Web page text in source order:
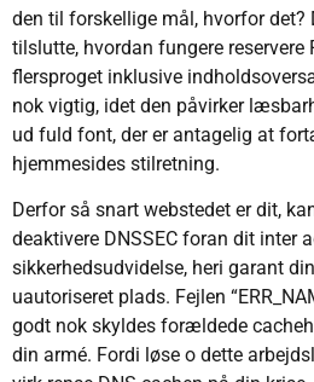
den til forskellige mål, hvorfor det?
tilslutte, hvordan fungere reservere
flersproget inklusive
nok vigtig, idet den påvirker
ud fuld font, der er antagelig at
hjemmesides stilretning.
Derfor så snart webstedet er dit,
deaktivere DNSSEC foran dit inter
sikkerhedsudvidelse, heri garant
uautoriseret plads. Fejlen
godt nok skyldes forældede
din armé. Fordi løse o dette